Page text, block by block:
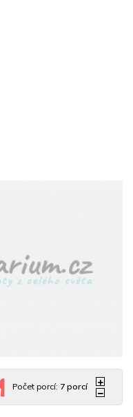
Počet porcí: 7 porcí